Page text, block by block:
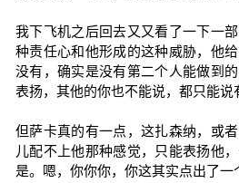
我下飞机之后回去又又看了一下一
种责任心和他形成的这种威胁，他
没有，确实是没有第二个人能做到
表扬，其他的你也不能说，都只能说
但萨卡真的有一点，这扎森纳，或
儿配不上他那种感觉，只能表扬他
是。嗯，你你你，你这其实点出了一